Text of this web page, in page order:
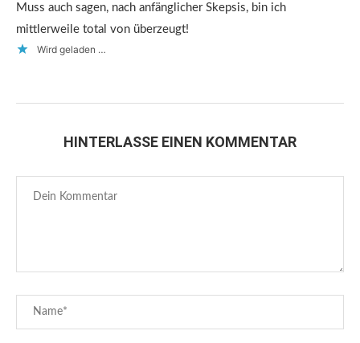
Muss auch sagen, nach anfänglicher Skepsis, bin ich
mittlerweile total von überzeugt!
Wird geladen …
HINTERLASSE EINEN KOMMENTAR